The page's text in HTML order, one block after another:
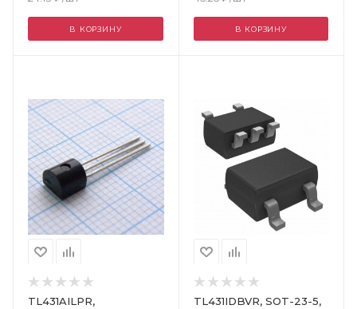
В КОРЗИНУ В КОРЗИНУ
TL431AILPR,
TL431IDBVR, SOT-23-5,